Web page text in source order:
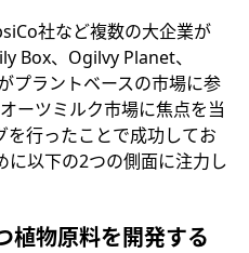
社など複数の大企業が
Box、Ogilvy Planet、
プラントベースの市場に参
ーツミルク市場に焦点を当
を行ったことで成功してお
に以下の2つの側面に注力し
植物原料を開発する